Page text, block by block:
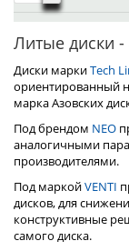
Литые диски -
Диски маркиTech
ориентированный
марка Азовских
Под брендом NEO
аналогичными
производителями.
Под маркойVENTI
дисков, для
конструктивные
самого диска.